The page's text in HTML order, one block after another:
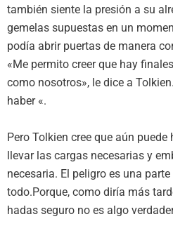
también siente la presión a su
gemelas supuestas en un
podía abrir puertas de manera
«Me permito creer que hay
como nosotros», le dice a
haber «.
Pero Tolkien cree que aún
llevar las cargas necesarias y
necesaria. El peligro es una
todo.Porque, como diría más
hadas seguro no es algo